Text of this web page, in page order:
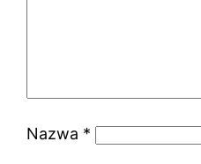
Nazwa *